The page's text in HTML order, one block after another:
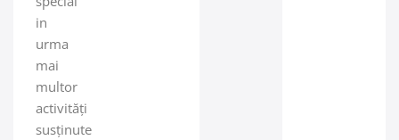
in
urma
mai
multor
activități
susținute